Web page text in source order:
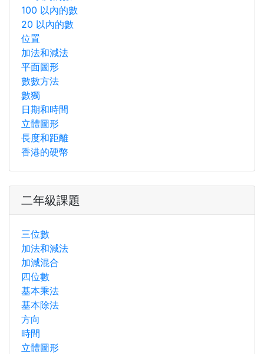
100 以內的數
20 以內的數
位置
加法和減法
平面圖形
數數方法
數獨
日期和時間
立體圖形
長度和距離
香港的硬幣
二年級課題
三位數
加法和減法
加減混合
四位數
基本乘法
基本除法
方向
時間
立體圖形